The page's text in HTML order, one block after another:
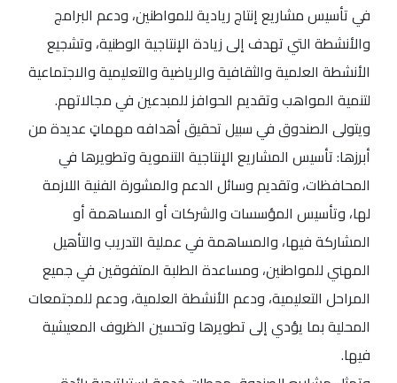
في تأسيس مشاريع إنتاج ريادية للمواطنين، ودعم البرامج
والأنشطة التي تهدف إلى زيادة الإنتاجية الوطنية، وتشجيع
الأنشطة العلمية والثقافية والرياضية والتعليمية والاجتماعية
لتنمية المواهب وتقديم الحوافز للمبدعين في مجالاتهم.
ويتولى الصندوق في سبيل تحقيق أهدافه مهماتٍ عديدة من
أبرزها: تأسيس المشاريع الإنتاجية التنموية وتطويرها في
المحافظات، وتقديم وسائل الدعم والمشورة الفنية اللازمة
لها، وتأسيس المؤسسات والشركات أو المساهمة أو
المشاركة فيها، والمساهمة في عملية التدريب والتأهيل
المهني للمواطنين، ومساعدة الطلبة المتفوقين في جميع
المراحل التعليمية، ودعم الأنشطة العلمية، ودعم للمجتمعات
المحلية بما يؤدي إلى تطويرها وتحسين الظروف المعيشية
فيها.